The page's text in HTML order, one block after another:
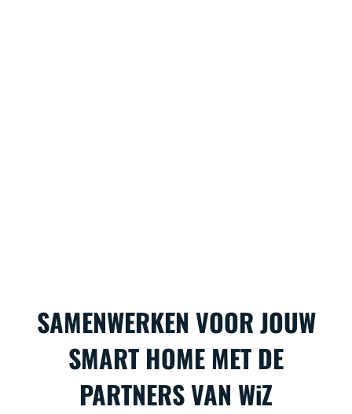
SAMENWERKEN VOOR JOUW
SMART HOME MET DE
PARTNERS VAN WiZ